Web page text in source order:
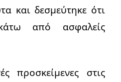
και δεσμεύτηκε ότι
από ασφαλείς
προσκείμενες στις